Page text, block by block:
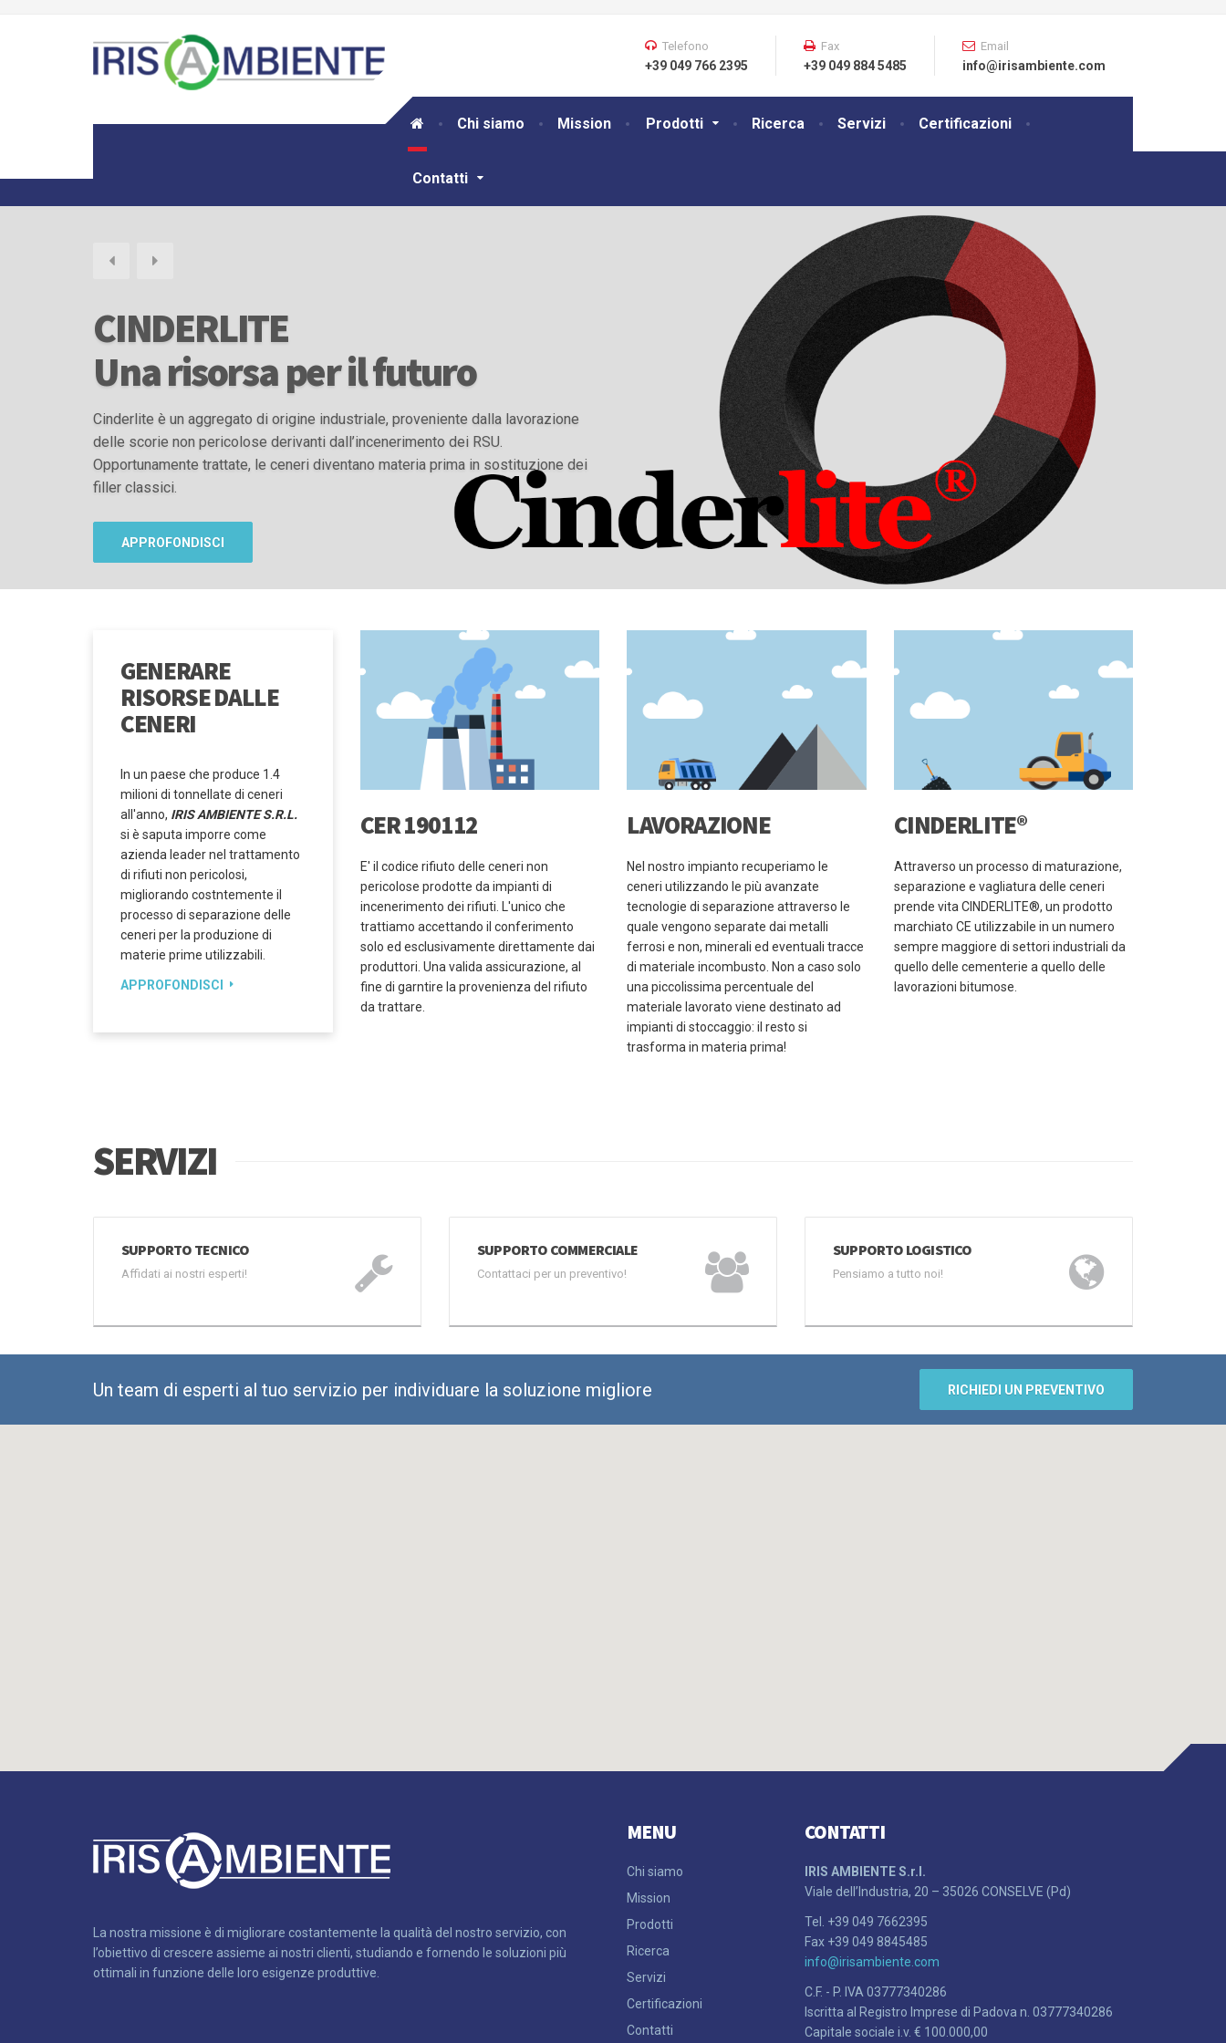
Chi siamo Mission Prodotti Ricerca Servizi Certificazioni
Contatti
Telefono
+39 049 766 2395
Fax
+39 049 884 5485
Email
info@irisambiente.com
CINDERLITE
Una risorsa per il futuro
Cinderlite è un aggregato di origine industriale, proveniente dalla lavorazione
delle scorie non pericolose derivanti dall’incenerimento dei RSU.
Opportunamente trattate, le ceneri diventano materia prima in sostituzione dei
filler classici.
APPROFONDISCI
GENERARE
RISORSE DALLE
CENERI
In un paese che produce 1.4
milioni di tonnellate di ceneri
all'anno, IRIS AMBIENTE S.R.L.
si è saputa imporre come
azienda leader nel trattamento
di rifiuti non pericolosi,
migliorando costntemente il
processo di separazione delle
ceneri per la produzione di
materie prime utilizzabili.
APPROFONDISCI
CER 190112
E' il codice rifiuto delle ceneri non
pericolose prodotte da impianti di
incenerimento dei rifiuti. L'unico che
trattiamo accettando il conferimento
solo ed esclusivamente direttamente dai
produttori. Una valida assicurazione, al
fine di garntire la provenienza del rifiuto
da trattare.
LAVORAZIONE
Nel nostro impianto recuperiamo le
ceneri utilizzando le più avanzate
tecnologie di separazione attraverso le
quale vengono separate dai metalli
ferrosi e non, minerali ed eventuali tracce
di materiale incombusto. Non a caso solo
una piccolissima percentuale del
materiale lavorato viene destinato ad
impianti di stoccaggio: il resto si
trasforma in materia prima!
CINDERLITE®
Attraverso un processo di maturazione,
separazione e vagliatura delle ceneri
prende vita CINDERLITE®, un prodotto
marchiato CE utilizzabile in un numero
sempre maggiore di settori industriali da
quello delle cementerie a quello delle
lavorazioni bitumose.
SERVIZI
SUPPORTO TECNICO
Affidati ai nostri esperti!
SUPPORTO COMMERCIALE
Contattaci per un preventivo!
SUPPORTO LOGISTICO
Pensiamo a tutto noi!
Un team di esperti al tuo servizio per individuare la soluzione migliore RICHIEDI UN PREVENTIVO
La nostra missione è di migliorare costantemente la qualità del nostro servizio, con
l’obiettivo di crescere assieme ai nostri clienti, studiando e fornendo le soluzioni più
ottimali in funzione delle loro esigenze produttive.
MENU
Chi siamo
Mission
Prodotti
Ricerca
Servizi
Certificazioni
Contatti
CONTATTI
IRIS AMBIENTE S.r.l.
Viale dell’Industria, 20 – 35026 CONSELVE (Pd)
Tel. +39 049 7662395
Fax +39 049 8845485
info@irisambiente.com
C.F. - P. IVA 03777340286
Iscritta al Registro Imprese di Padova n. 03777340286
Capitale sociale i.v. € 100.000,00